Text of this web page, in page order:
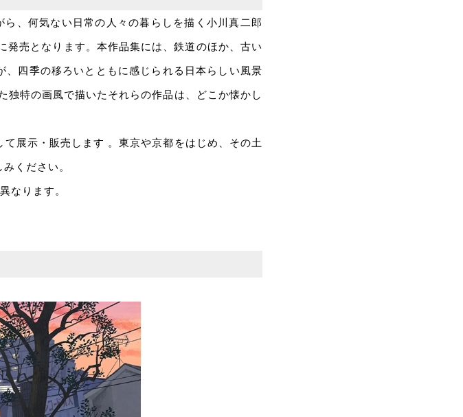
、何気ない日常の人々の暮らしを描く小川真二郎
売となります。本作品集には、鉄道のほか、古い
四季の移ろいとともに感じられる日本らしい風景
独特の画風で描いたそれらの作品は、どこか懐かし
展示・販売します 。東京や京都をはじめ、その土
ください。
なります。